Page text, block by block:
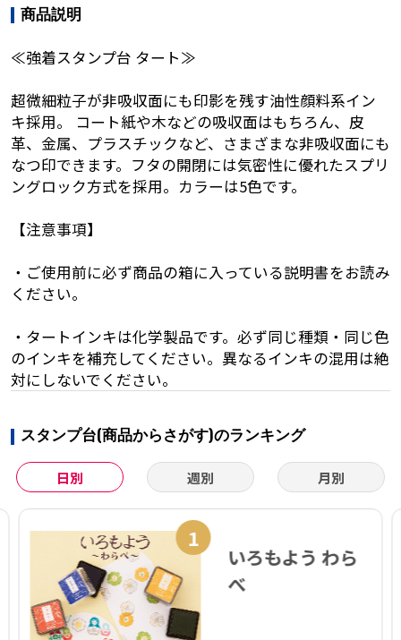
商品説明
≪強着スタンプ台 タート≫
超微細粒子が非吸収面にも印影を残す油性顔料系イン
キ採用。 コート紙や木などの吸収面はもちろん、皮
革、金属、プラスチックなど、さまざまな非吸収面にも
なつ印できます。フタの開閉には気密性に優れたスプリ
ングロック方式を採用。カラーは5色です。
【注意事項】
・ご使用前に必ず商品の箱に入っている説明書をお読み
ください。
・タートインキは化学製品です。必ず同じ種類・同じ色
のインキを補充してください。異なるインキの混用は絶
対にしないでください。
スタンプ台(商品からさがす)のランキング
日別 週別 月別
1
いろもよう わら
べ